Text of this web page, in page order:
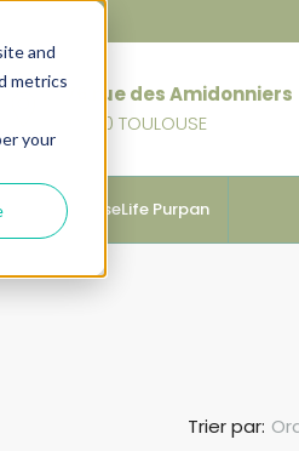
and
metrics
your
76 rue des Amidonniers
31000 TOULOUSE
UrbanhouseLife Purpan
Trier par: